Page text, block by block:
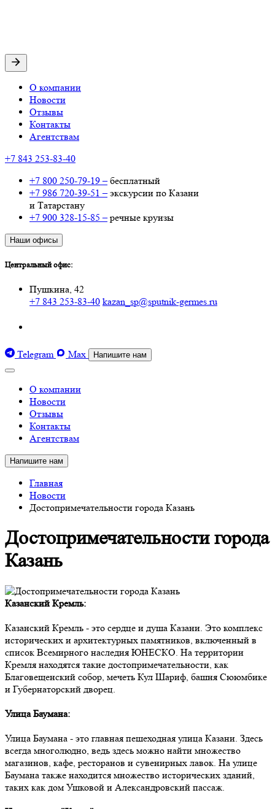
О компании
Новости
Отзывы
Контакты
Агентствам
+7 843 253-83-40
+7 800 250-79-19 –бесплатный
+7 986 720-39-51 –экскурсии по Казани
и Татарстану
+7 900 328-15-85 –речные круизы
Наши офисы
Центральный офис:
Пушкина, 42
+7 843 253-83-40 kazan_sp@sputnik-germes.ru
Telegram Max Напишите нам
О компании
Новости
Отзывы
Контакты
Агентствам
Напишите нам
Главная
Новости
Достопримечательности города Казань
Достопримечательности города
Казань
Казанский Кремль:
Казанский Кремль - это сердце и душа Казани. Это комплекс
исторических и архитектурных памятников, включенный в
список Всемирного наследия ЮНЕСКО. На территории
Кремля находятся такие достопримечательности, как
Благовещенский собор, мечеть Кул Шариф, башня Сююмбике
и Губернаторский дворец.
Улица Баумана:
Улица Баумана - это главная пешеходная улица Казани. Здесь
всегда многолюдно, ведь здесь можно найти множество
магазинов, кафе, ресторанов и сувенирных лавок. На улице
Баумана также находится множество исторических зданий,
таких как дом Ушковой и Александровский пассаж.